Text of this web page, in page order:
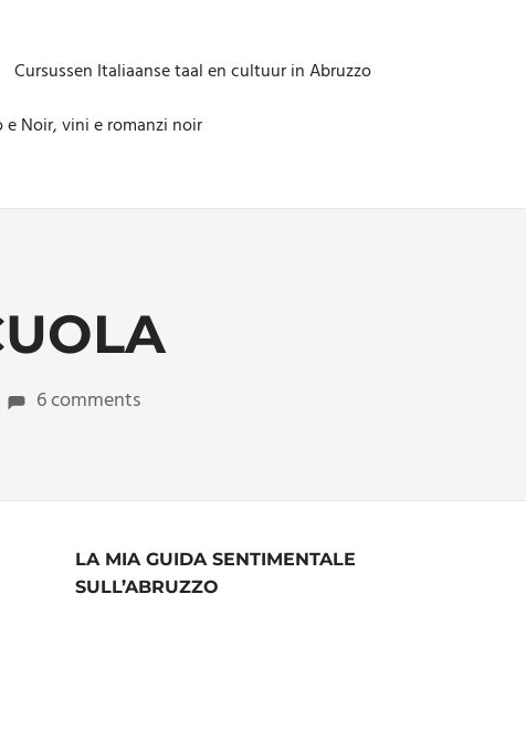
Cursussen Italiaanse taal en cultuur in Abruzzo
e Noir, vini e romanzi noir
6 comments
LA MIA GUIDA SENTIMENTALE
SULL’ABRUZZO